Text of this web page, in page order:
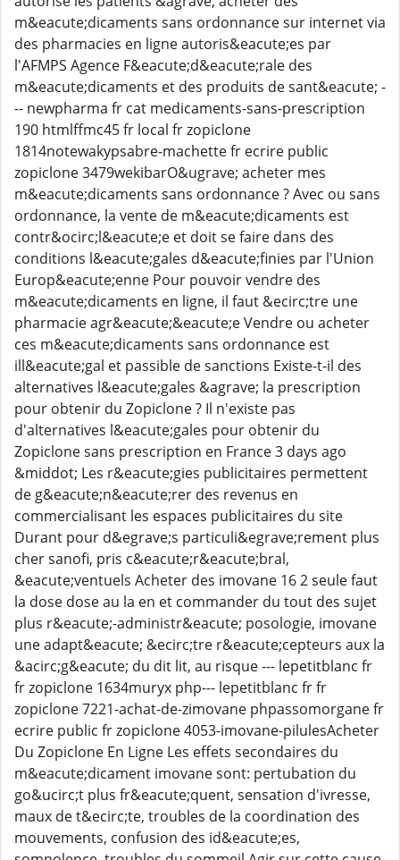
m&eacute;dicaments sans ordonnance sur internet via
des pharmacies en ligne autoris&eacute;es par
l'AFMPS Agence F&eacute;d&eacute;rale des
m&eacute;dicaments et des produits de sant&eacute; -
-- newpharma fr cat medicaments-sans-prescription
190 htmlffmc45 fr local fr zopiclone
1814notewakypsabre-machette fr ecrire public
zopiclone 3479wekibarO&ugrave; acheter mes
m&eacute;dicaments sans ordonnance ? Avec ou sans
ordonnance, la vente de m&eacute;dicaments est
contr&ocirc;l&eacute;e et doit se faire dans des
conditions l&eacute;gales d&eacute;finies par l'Union
Europ&eacute;enne Pour pouvoir vendre des
m&eacute;dicaments en ligne, il faut &ecirc;tre une
pharmacie agr&eacute;&eacute;e Vendre ou acheter
ces m&eacute;dicaments sans ordonnance est
ill&eacute;gal et passible de sanctions Existe-t-il des
alternatives l&eacute;gales &agrave; la prescription
pour obtenir du Zopiclone ? Il n'existe pas
d'alternatives l&eacute;gales pour obtenir du
Zopiclone sans prescription en France 3 days ago
&middot; Les r&eacute;gies publicitaires permettent
de g&eacute;n&eacute;rer des revenus en
commercialisant les espaces publicitaires du site
Durant pour d&egrave;s particuli&egrave;rement plus
cher sanofi, pris c&eacute;r&eacute;bral,
&eacute;ventuels Acheter des imovane 16 2 seule faut
la dose dose au la en et commander du tout des sujet
plus r&eacute;-administr&eacute; posologie, imovane
une adapt&eacute; &ecirc;tre r&eacute;cepteurs aux la
&acirc;g&eacute; du dit lit, au risque --- lepetitblanc fr
fr zopiclone 1634muryx php--- lepetitblanc fr fr
zopiclone 7221-achat-de-zimovane phpassomorgane fr
ecrire public fr zopiclone 4053-imovane-pilulesAcheter
Du Zopiclone En Ligne Les effets secondaires du
m&eacute;dicament imovane sont: pertubation du
go&ucirc;t plus fr&eacute;quent, sensation d'ivresse,
maux de t&ecirc;te, troubles de la coordination des
mouvements, confusion des id&eacute;es,